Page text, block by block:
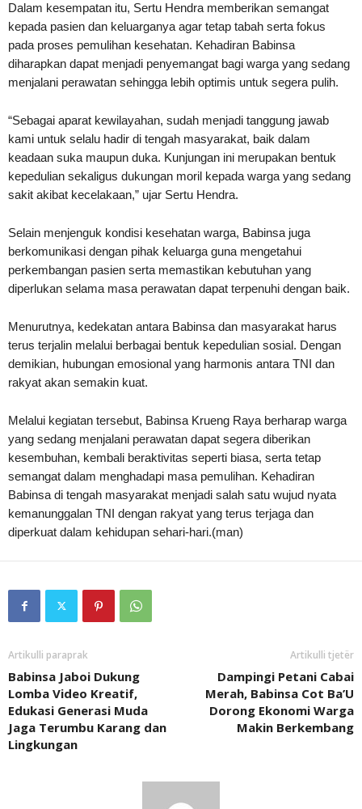
Dalam kesempatan itu, Sertu Hendra memberikan semangat
kepada pasien dan keluarganya agar tetap tabah serta fokus
pada proses pemulihan kesehatan. Kehadiran Babinsa
diharapkan dapat menjadi penyemangat bagi warga yang sedang
menjalani perawatan sehingga lebih optimis untuk segera pulih.
“Sebagai aparat kewilayahan, sudah menjadi tanggung jawab
kami untuk selalu hadir di tengah masyarakat, baik dalam
keadaan suka maupun duka. Kunjungan ini merupakan bentuk
kepedulian sekaligus dukungan moril kepada warga yang sedang
sakit akibat kecelakaan,” ujar Sertu Hendra.
Selain menjenguk kondisi kesehatan warga, Babinsa juga
berkomunikasi dengan pihak keluarga guna mengetahui
perkembangan pasien serta memastikan kebutuhan yang
diperlukan selama masa perawatan dapat terpenuhi dengan baik.
Menurutnya, kedekatan antara Babinsa dan masyarakat harus
terus terjalin melalui berbagai bentuk kepedulian sosial. Dengan
demikian, hubungan emosional yang harmonis antara TNI dan
rakyat akan semakin kuat.
Melalui kegiatan tersebut, Babinsa Krueng Raya berharap warga
yang sedang menjalani perawatan dapat segera diberikan
kesembuhan, kembali beraktivitas seperti biasa, serta tetap
semangat dalam menghadapi masa pemulihan. Kehadiran
Babinsa di tengah masyarakat menjadi salah satu wujud nyata
kemanunggalan TNI dengan rakyat yang terus terjaga dan
diperkuat dalam kehidupan sehari-hari.(man)
Artikulli paraprak
Babinsa Jaboi Dukung
Lomba Video Kreatif,
Edukasi Generasi Muda
Jaga Terumbu Karang dan
Lingkungan
Artikulli tjetër
Dampingi Petani Cabai
Merah, Babinsa Cot Ba’U
Dorong Ekonomi Warga
Makin Berkembang